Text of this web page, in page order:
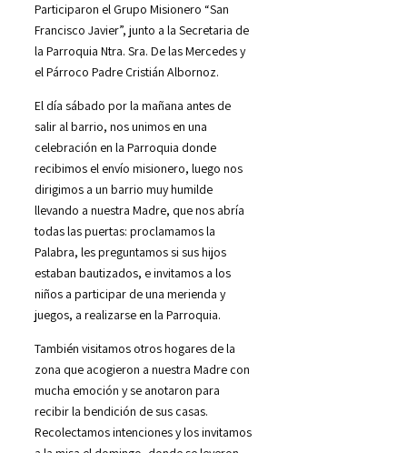
Participaron el Grupo Misionero “San
Francisco Javier”, junto a la Secretaria de
la Parroquia Ntra. Sra. De las Mercedes y
el Párroco Padre Cristián Albornoz.
El día sábado por la mañana antes de
salir al barrio, nos unimos en una
celebración en la Parroquia donde
recibimos el envío misionero, luego nos
dirigimos a un barrio muy humilde
llevando a nuestra Madre, que nos abría
todas las puertas: proclamamos la
Palabra, les preguntamos si sus hijos
estaban bautizados, e invitamos a los
niños a participar de una merienda y
juegos, a realizarse en la Parroquia.
También visitamos otros hogares de la
zona que acogieron a nuestra Madre con
mucha emoción y se anotaron para
recibir la bendición de sus casas.
Recolectamos intenciones y los invitamos